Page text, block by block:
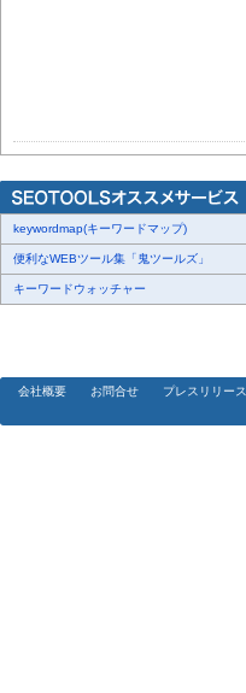
keywordmap(キーワードマップ)
便利なWEBツール集「鬼ツールズ」
キーワードウォッチャー
会社概要 お問合せ プレスリリース